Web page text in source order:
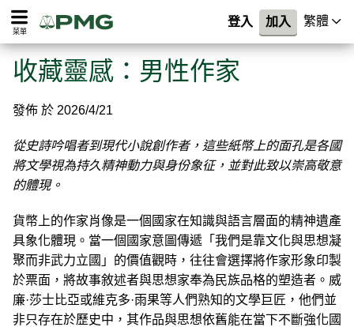
菜單
登入 加入 繁體
收藏靈感：男性作家
發佈 於 2026/4/21
從史詩吟唱者到現代小說創作者，這些紙幣上的面孔是各國
將文學視為持久精神動力與身份象征，並對此致以崇高敬意
的體現。
貨幣上的作家肖像是一個國家在知識與語言層面的精神遺產
具象化體現。當一個國家意圖傳遞「我們是靠文化與思想凝
聚而非武力立國」的價值觀時，往往會選擇將作家形象印製
於票面，將故事敘述者與思想家奉為民族品格的塑造者。威
廉·莎士比亞或維克多·雨果等人們熟知的文學巨匠，他們並
非只存在於歷史中，其作品與思想依舊能在當下不斷強化國